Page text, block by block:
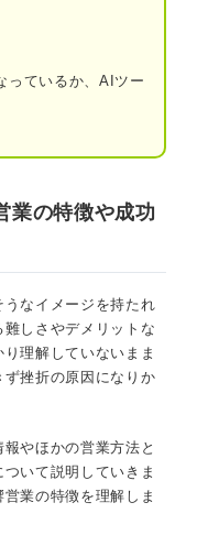
ができない
品質が求められる
を考えられる
力的に伝えられる
磨きたい
！ 反響営業に必要な
析力
っているか、AIツー
業の特徴や成功
なイメージを持たれ
しさやデメリットな
理解していないまま
挫折の原因になりか
やほかの営業方法と
いて説明していきま
業の特徴を理解しま